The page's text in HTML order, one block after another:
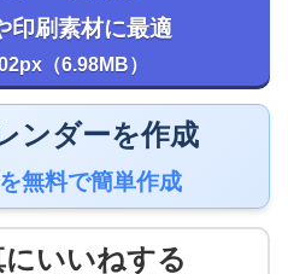
印刷素材に最適
（6.98MB）
ンダーを作成
無料で簡単作成
いいねする